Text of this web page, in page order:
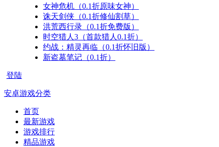
女神危机（0.1折原味女神）
诛天剑侠（0.1折修仙割草）
洪荒西行录（0.1折免费版）
时空猎人3（首款猎人0.1折）
约战：精灵再临（0.1折怀旧版）
新盗墓笔记（0.1折）
登陆
安卓游戏分类
首页
最新游戏
游戏排行
精品游戏